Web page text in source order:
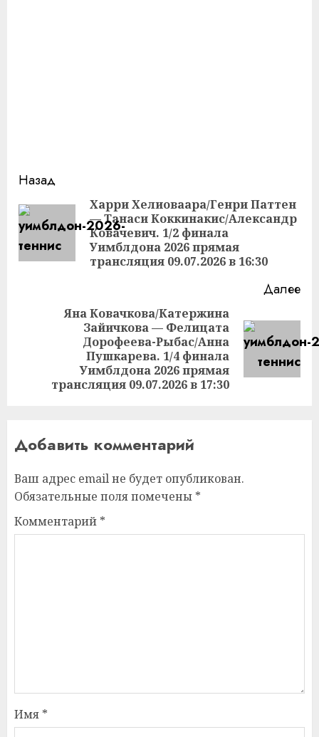
Продолжить
чтение
Назад
Харри Хелиоваара/Генри Паттен
— Танаси Коккинакис/Александр
Ковачевич. 1/2 финала
Уимблдона 2026 прямая
трансляция 09.07.2026 в 16:30
Далее
Следующая
Яна Ковачкова/Катержина
Зайичкова — Фелицата
Дорофеева-Рыбас/Анна
Пушкарева. 1/4 финала
Уимблдона 2026 прямая
трансляция 09.07.2026 в 17:30
Добавить комментарий
Ваш адрес email не будет опубликован.
Обязательные поля помечены *
Комментарий *
Имя *